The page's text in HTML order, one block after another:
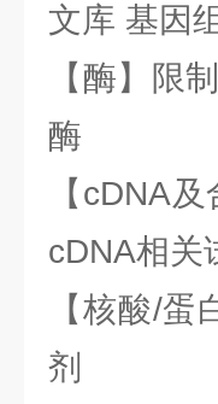
文库 基因
【酶】限
酶
【cDNA
cDNA相关
【核酸/
剂